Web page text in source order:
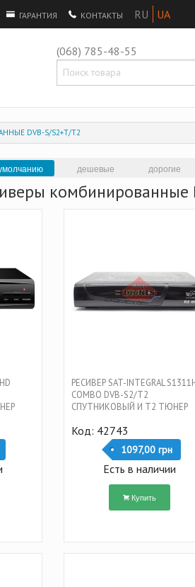
ГАРАНТИЯ КОНТАКТЫ
(068) 785-48-55
DVB-S/S2+Т/Т2
дешевые дорогие
комбинированные
РЕСИВЕР SAT-INTEGRAL
COMBO DVB-S2/T2
СПУТНИКОВЫЙ И Т2 ТЮНЕР
Код: 42743
1097,00 грн
Есть в наличии
Купить